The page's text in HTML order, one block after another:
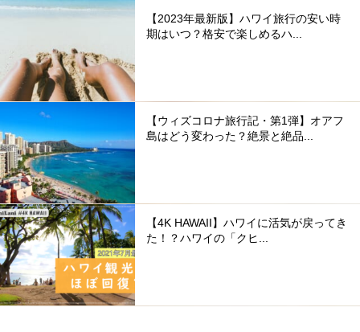
【2023年最新版】ハワイ旅行の安い時
期はいつ？格安で楽しめるハ...
【ウィズコロナ旅行記・第1弾】オアフ
島はどう変わった？絶景と絶品...
【4K HAWAII】ハワイに活気が戻ってき
た！？ハワイの「クヒ...